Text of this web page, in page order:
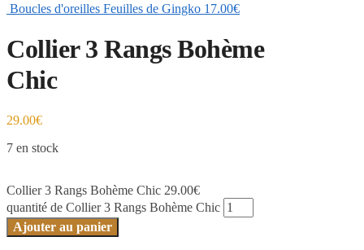
Boucles d'oreilles Feuilles de Gingko 17.00€
Collier 3 Rangs Bohème
Chic
29.00€
7 en stock
Collier 3 Rangs Bohème Chic 29.00€
quantité de Collier 3 Rangs Bohème Chic
Ajouter au panier